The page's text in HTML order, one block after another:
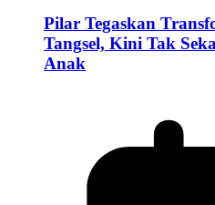
Pilar Tegaskan
Tangsel, Kini Tak
Anak